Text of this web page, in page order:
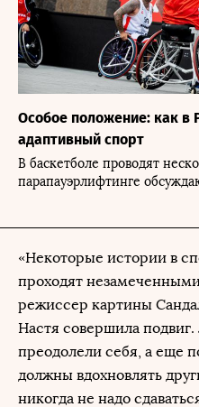
Особое положение: как в
адаптивный спорт
В баскетболе проводят
парапауэрлифтинге
«Некоторые истории в
проходят
режиссер картины
Настя совершила
преодолели себя, а еще
должны вдохновлять
никогда не надо